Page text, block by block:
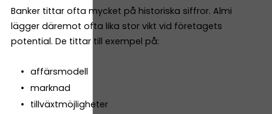
Banker tittar ofta mycket på historiska siffror. Almi
lägger däremot ofta lika stor vikt vid företagets
potential. De tittar till exempel på:
affärsmodell
marknad
tillväxtmöjligheter